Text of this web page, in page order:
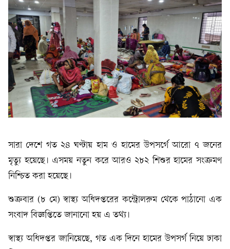
সারা দেশে গত ২৪ ঘণ্টায় হাম ও হামের উপসর্গে আরো ৭ জনের
মৃত্যু হয়েছে। এসময় নতুন করে আরও ২৮২ শিশুর হামের সংক্রমণ
নিশ্চিত করা হয়েছে।
শুক্রবার (৮ মে) স্বাস্থ্য অধিদপ্তরের কন্ট্রোলরুম থেকে পাঠানো এক
সংবাদ বিজ্ঞপ্তিতে জানানো হয় এ তথ্য।
স্বাস্থ্য অধিদপ্তর জানিয়েছে, গত এক দিনে হামের উপসর্গ নিয়ে ঢাকা